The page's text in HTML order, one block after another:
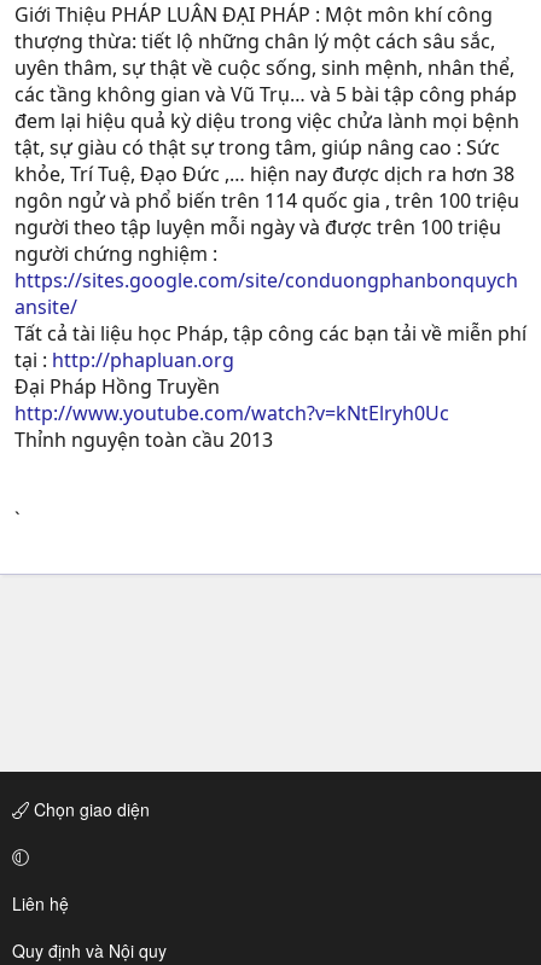
Giới Thiệu PHÁP LUÂN ĐẠI PHÁP : Một môn khí công
thượng thừa: tiết lộ những chân lý một cách sâu sắc,
uyên thâm, sự thật về cuộc sống, sinh mệnh, nhân thể,
các tầng không gian và Vũ Trụ… và 5 bài tập công pháp
đem lại hiệu quả kỳ diệu trong việc chửa lành mọi bệnh
tật, sự giàu có thật sự trong tâm, giúp nâng cao : Sức
khỏe, Trí Tuệ, Ðạo Ðức ,… hiện nay được dịch ra hơn 38
ngôn ngử và phổ biến trên 114 quốc gia , trên 100 triệu
người theo tập luyện mỗi ngày và được trên 100 triệu
người chứng nghiệm :
https://sites.google.com/site/conduongphanbonquych
ansite/
Tất cả tài liệu học Pháp, tập công các bạn tải về miễn phí
tại : http://phapluan.org
Đại Pháp Hồng Truyền
http://www.youtube.com/watch?v=kNtElryh0Uc
Thỉnh nguyện toàn cầu 2013
`
Chọn giao diện
Liên hệ
Quy định và Nội quy